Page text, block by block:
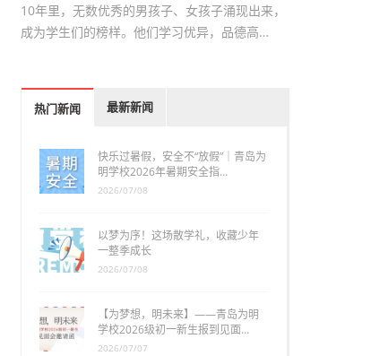
10年里，无数优秀的男孩子、女孩子涌现出来，
成为学生们的榜样。他们学习优异，品德高…
热门新闻 最新新闻
快乐过暑假，安全不“放假”｜青岛为
明学校2026年暑期安全指…
2026/07/08
以梦为序！这场散学礼，收藏少年
一整季成长
2026/07/08
【为梦想，明未来】——青岛为明
学校2026级初一新生报到见面…
2026/07/07